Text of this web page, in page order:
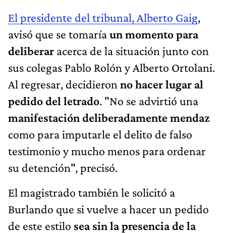
El presidente del tribunal, Alberto Gaig,
avisó que se tomaríaun momento para
deliberar acerca de la situación junto con
sus colegas Pablo Rolón y Alberto Ortolani.
Al regresar, decidieron no hacer lugar al
pedido del letrado. "No se advirtió una
manifestación deliberadamente mendaz
como para imputarle el delito de falso
testimonio y mucho menos para ordenar
su detención", precisó.
El magistrado también le solicitó a
Burlando que si vuelve a hacer un pedido
de este estilo sea sin la presencia de la